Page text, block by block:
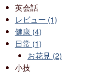
英会話
レビュー (1)
健康 (4)
日常 (1)
お花見 (2)
小技